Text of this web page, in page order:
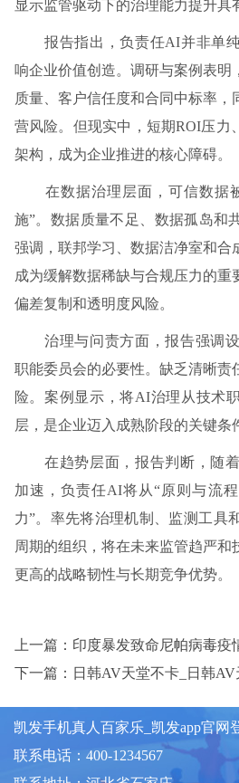
显示监管驱动下的治理能力提升具
报告指出，负责任AI并非单纯
响企业价值创造。调研与案例表明
质量、客户信任度和合同中标率，
营风险。但现实中，短期ROI压力
架构，成为企业推进的核心障碍。
在数据治理层面，可信数据
施”。数据质量不足、数据孤岛和
强调，联邦学习、数据洁净室和合
成为缓解数据稀缺与合规压力的重
偏差复制和透明度风险。
治理与问责方面，报告强调设
职能委员会的必要性。缺乏清晰责
险。案例显示，将AI治理从技术
层，是企业迈入成熟阶段的关键条
在趋势层面，报告判断，随着
加速，负责任AI将从“原则与流
力”。率先将治理机制、监测工具
周期的组织，将在未来监管趋严和
更高的战略韧性与长期竞争优势。
下一篇：日韩AV天堂不卡_日韩
凯发手机真人百家乐_凯发app官网
联系电话：400-1234567